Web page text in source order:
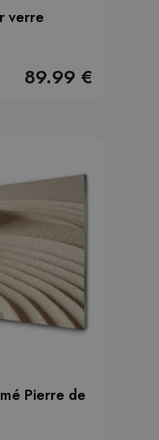
verre
89.99 €
Pierre de